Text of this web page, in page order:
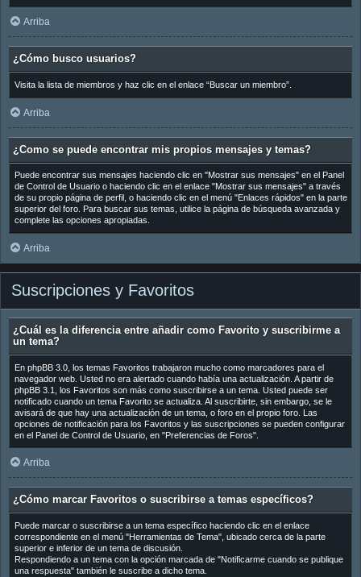
Arriba
¿Cómo busco usuarios?
Visita la lista de miembros y haz clic en el enlace “Buscar un miembro”.
Arriba
¿Como se puede encontrar mis propios mensajes y temas?
Puede encontrar sus mensajes haciendo clic en "Mostrar sus mensajes" en el Panel
de Control de Usuario o haciendo clic en el enlace "Mostrar sus mensajes" a través
de su propio página de perfil, o haciendo clic en el menú "Enlaces rápidos" en la parte
superior del foro. Para buscar sus temas, utilice la página de búsqueda avanzada y
complete las opciones apropiadas.
Arriba
Suscripciones y Favoritos
¿Cuál es la diferencia entre añadir como Favorito y suscribirme a
un tema?
En phpBB 3.0, los temas Favoritos trabajaron mucho como marcadores para el
navegador web. Usted no era alertado cuando había una actualización. A partir de
phpBB 3.1, los Favoritos son más como suscribirse a un tema. Usted puede ser
notificado cuando un tema Favorito se actualiza. Al suscribirte, sin embargo, se le
avisará de que hay una actualización de un tema, o foro en el propio foro. Las
opciones de notificación para los Favoritos y las suscripciones se pueden configurar
en el Panel de Control de Usuario, en "Preferencias de Foros".
Arriba
¿Cómo marcar Favoritos o suscribirse a temas específicos?
Puede marcar o suscribirse a un tema específico haciendo clic en el enlace
correspondiente en el menú "Herramientas de Tema", ubicado cerca de la parte
superior e inferior de un tema de discusión.
Respondiendo a un tema con la opción marcada de "Notificarme cuando se publique
una respuesta" también le suscribe a dicho tema.